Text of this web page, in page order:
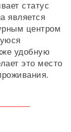
статус
является
центром
удобную
это место